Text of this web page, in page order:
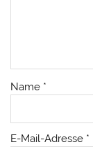
Name *
E-Mail-Adresse *